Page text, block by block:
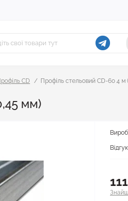
CD Профіль стельовий CD-60 4 м
мм)